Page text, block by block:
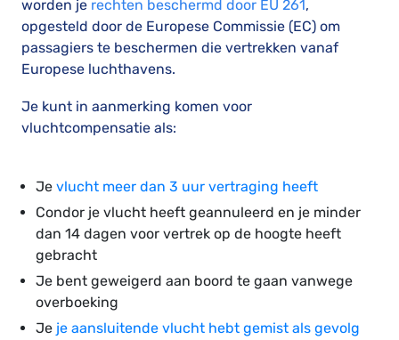
worden je rechten beschermd door EU 261,
opgesteld door de Europese Commissie (EC) om
passagiers te beschermen die vertrekken vanaf
Europese luchthavens.
Je kunt in aanmerking komen voor
vluchtcompensatie als:
Je vlucht meer dan 3 uur vertraging heeft
Condor je vlucht heeft geannuleerd en je minder
dan 14 dagen voor vertrek op de hoogte heeft
gebracht
Je bent geweigerd aan boord te gaan vanwege
overboeking
Je je aansluitende vlucht hebt gemist als gevolg